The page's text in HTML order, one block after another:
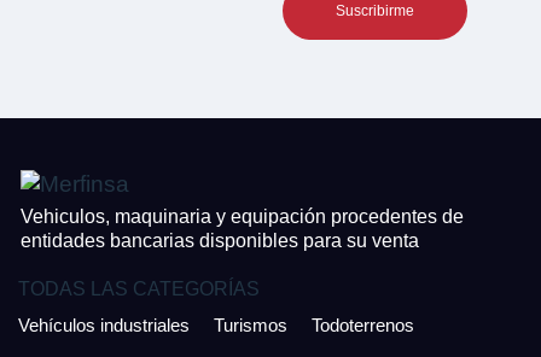
Vehiculos, maquinaria y equipación procedentes de
entidades bancarias disponibles para su venta
TODAS LAS CATEGORÍAS
Vehículos industriales
Turismos Todoterrenos